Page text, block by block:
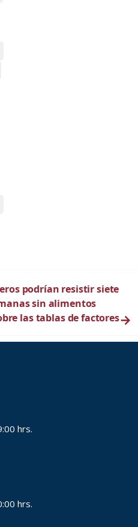
podrían resistir siete
sin alimentos
las tablas de factores→